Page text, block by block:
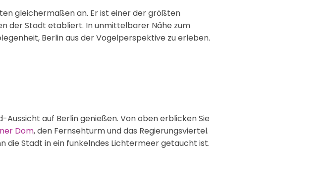
gleichermaßen an. Er ist einer der größten
der Stadt etabliert. In unmittelbarer Nähe zum
Berlin aus der Vogelperspektive zu erleben.
auf Berlin genießen. Von oben erblicken Sie
Dom, den Fernsehturm und das Regierungsviertel.
die Stadt in ein funkelndes Lichtermeer getaucht ist.